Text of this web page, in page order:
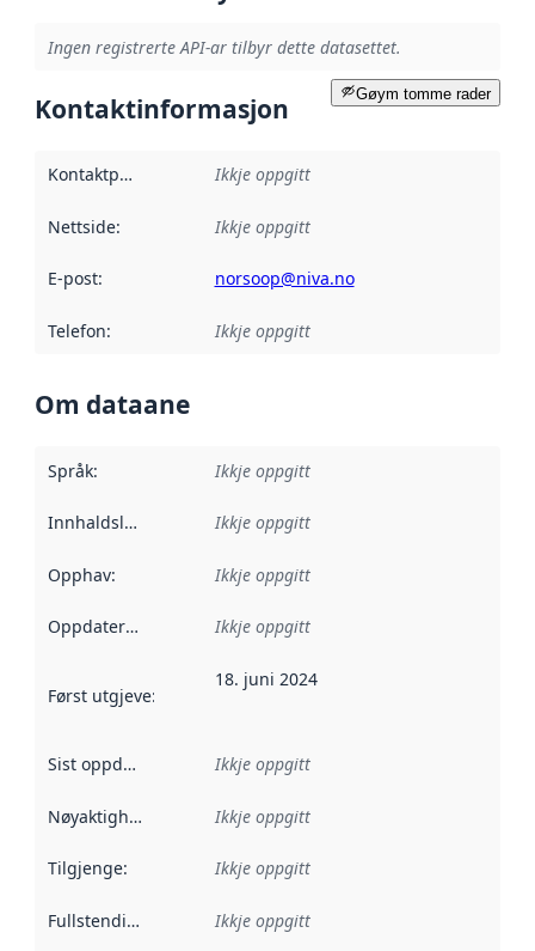
Ingen registrerte API-ar tilbyr dette datasettet.
Gøym tomme rader
Kontaktinformasjon
Kontaktpunkt Ikkje oppgitt
Nettside: Ikkje oppgitt
E-post: norsoop@niva.no
Telefon: Ikkje oppgitt
Om dataane
Språk: Ikkje oppgitt
Innhaldsleverandørar :
Ikkje oppgitt
Opphav: Ikkje oppgitt
Oppdateringsfrekvens :
Ikkje oppgitt
Først utgjeve: Denne datoen seier når dataa i dette
18. juni 2024
Sist oppdatert Ikkje oppgitt
Nøyaktigheit Ikkje oppgitt
Tilgjenge: Ikkje oppgitt
Fullstendigheit Ikkje oppgitt